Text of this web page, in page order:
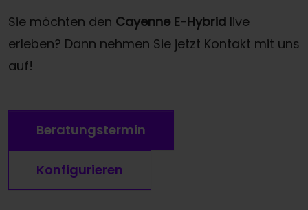
Sie möchten den Cayenne E-Hybrid live
erleben? Dann nehmen Sie jetzt Kontakt mit uns
auf!
Beratungstermin
Konfigurieren